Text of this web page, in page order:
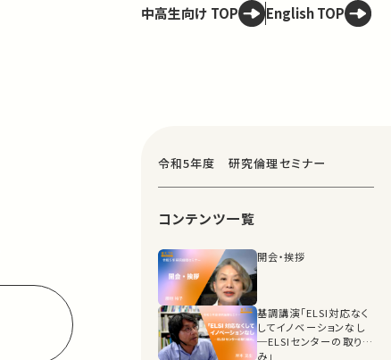
中高生向け TOP English TOP
令和5年度 研究倫理セミナー
コンテンツ一覧
開会・挨拶
基調講演「ELSI対応なく
してイノベーションなし
─ELSIセンターの取り組
み」